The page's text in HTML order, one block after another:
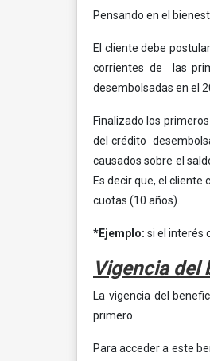
Pensando en el
El cliente debe
corrientes de las
desembolsadas en el
Finalizado los
del crédito
causados sobre el
Es decir que, el
cuotas (10 años).
*Ejemplo: si el interés
Vigencia del
La vigencia del
primero.
Para acceder a este